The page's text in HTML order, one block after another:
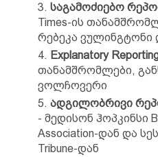
საგამოძიებო
Times-ის
რებეკა ვულინგტონი
Explanatory
თანამშრომლები,
ვოლჩოვერი
ადგილობრივი
- მედისონ ჰოპკინსი
Association-დან და
Tribune-დან